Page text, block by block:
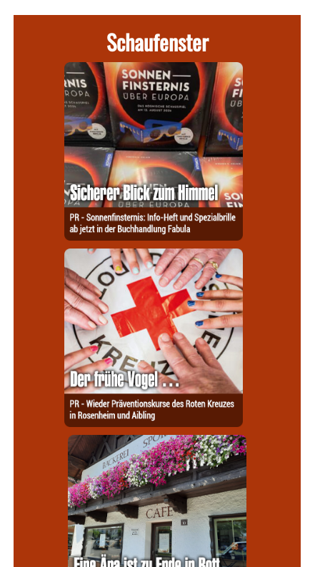
Schaufenster